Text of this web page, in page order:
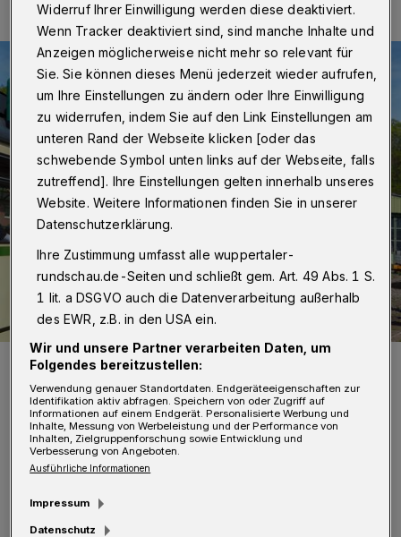
Drei der historischen Bahnen.
D
ie Vorführstrecke des Bergischen
Straßenbahnmuseums muss saniert
Widerruf Ihrer Einwilligung werden diese deaktiviert.
Wenn Tracker deaktiviert sind, sind manche Inhalte und
Anzeigen möglicherweise nicht mehr so relevant für
Sie. Sie können dieses Menü jederzeit wieder aufrufen,
um Ihre Einstellungen zu ändern oder Ihre Einwilligung
zu widerrufen, indem Sie auf den Link Einstellungen am
unteren Rand der Webseite klicken [oder das
schwebende Symbol unten links auf der Webseite, falls
zutreffend]. Ihre Einstellungen gelten innerhalb unseres
Website. Weitere Informationen finden Sie in unserer
Datenschutzerklärung.
Ihre Zustimmung umfasst alle wuppertaler-
rundschau.de-Seiten und schließt gem. Art. 49 Abs. 1 S.
1 lit. a DSGVO auch die Datenverarbeitung außerhalb
des EWR, z.B. in den USA ein.
Wir und unsere Partner verarbeiten Daten, um
Folgendes bereitzustellen:
Verwendung genauer Standortdaten. Endgeräteeigenschaften zur
Identifikation aktiv abfragen. Speichern von oder Zugriff auf
Informationen auf einem Endgerät. Personalisierte Werbung und
Inhalte, Messung von Werbeleistung und der Performance von
Inhalten, Zielgruppenforschung sowie Entwicklung und
Verbesserung von Angeboten.
Ausführliche Informationen
Impressum
Datenschutz